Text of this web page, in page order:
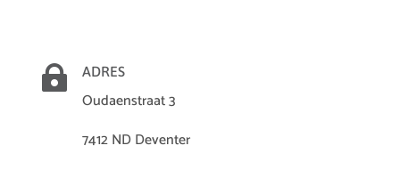
 ADRES
Oudaenstraat 3
7412 ND Deventer